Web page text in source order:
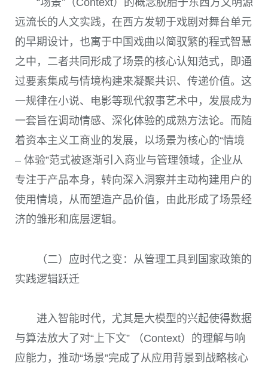
“场景”（Context）的概念脱胎于东西方文明源
远流长的人文实践，在西方发轫于戏剧对舞台单元
的早期设计，也寓于中国戏曲以简驭繁的程式智慧
之中，二者共同形成了场景的核心认知范式，即通
过要素集成与情境构建来凝聚共识、传递价值。这
一规律在小说、电影等现代叙事艺术中，发展成为
一套旨在调动情感、深化体验的成熟方法论。而随
着资本主义工商业的发展，以场景为核心的“情境
– 体验”范式被逐渐引入商业与管理领域，企业从
专注于产品本身，转向深入洞察并主动构建用户的
使用情境，从而塑造产品价值，由此形成了场景经
济的雏形和底层逻辑。
（二）应时代之变：从管理工具到国家政策的
实践逻辑跃迁
进入智能时代，尤其是大模型的兴起使得数据
与算法放大了对“上下文” （Context）的理解与响
应能力，推动“场景”完成了从应用背景到战略核心